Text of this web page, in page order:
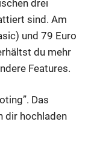
drei
sind. Am
und 79 Euro
du mehr
Features.
Das
dir hochladen